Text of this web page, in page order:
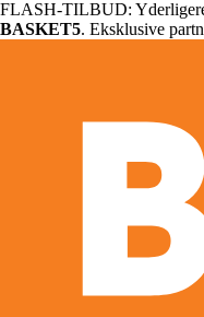
FLASH-TILBUD:
BASKET5. Eksklusive